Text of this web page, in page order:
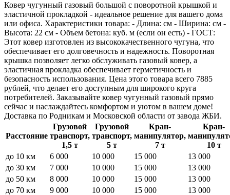
Ковер чугунный газовый большой с поворотной крышкой и
эластичной прокладкой - идеальное решение для вашего дома
или офиса. Характеристики товара: - Длина: см - Ширина: см -
Высота: 22 см - Объем бетона: куб. м (если он есть) - ГОСТ:
Этот ковер изготовлен из высококачественного чугуна, что
обеспечивает его долговечность и надежность. Поворотная
крышка позволяет легко обслуживать газовый ковер, а
эластичная прокладка обеспечивает герметичность и
безопасность использования. Цена этого товара всего 7885
рублей, что делает его доступным для широкого круга
потребителей. Заказывайте ковер чугунный газовый прямо
сейчас и наслаждайтесь комфортом и уютом в вашем доме!
Доставка по Родникам и Московской области от завода ЖБИ.
Расстояние
Грузовой
транспорт,
1,5 т
Грузовой
транспорт,
5 т
Кран-
манипулятор,
7 т
Кран-
10 т
до 10 км
6 000 10 000 15 000
13 000
до 30 км
7 000 10 000 15 000
13 000
до 50 км
8 000 10 000 15 000
13 000
до 70 км
9 000 10 000 15 000
13 000